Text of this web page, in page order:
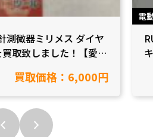
測微器ミリメス ダイヤ
取致しました！【愛知
買取価格：6,000円
電